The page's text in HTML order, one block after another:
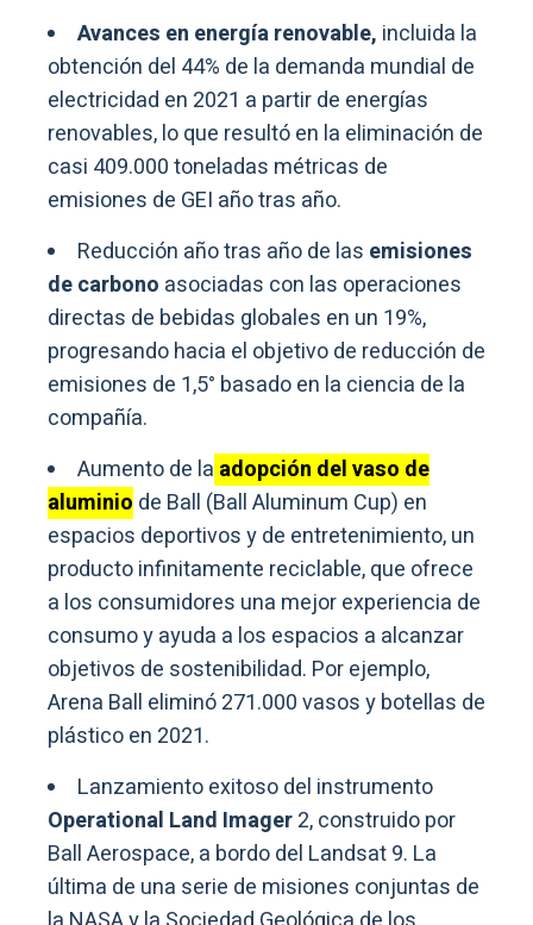
Avances en energía renovable, incluida la
obtención del 44% de la demanda mundial de
electricidad en 2021 a partir de energías
renovables, lo que resultó en la eliminación de
casi 409.000 toneladas métricas de
emisiones de GEI año tras año.
Reducción año tras año de las emisiones
de carbono asociadas con las operaciones
directas de bebidas globales en un 19%,
progresando hacia el objetivo de reducción de
emisiones de 1,5° basado en la ciencia de la
compañía.
Aumento de la adopción del vaso de
aluminio de Ball (Ball Aluminum Cup) en
espacios deportivos y de entretenimiento, un
producto infinitamente reciclable, que ofrece
a los consumidores una mejor experiencia de
consumo y ayuda a los espacios a alcanzar
objetivos de sostenibilidad. Por ejemplo,
Arena Ball eliminó 271.000 vasos y botellas de
plástico en 2021.
Lanzamiento exitoso del instrumento
Operational Land Imager2, construido por
Ball Aerospace, a bordo del Landsat 9. La
última de una serie de misiones conjuntas de